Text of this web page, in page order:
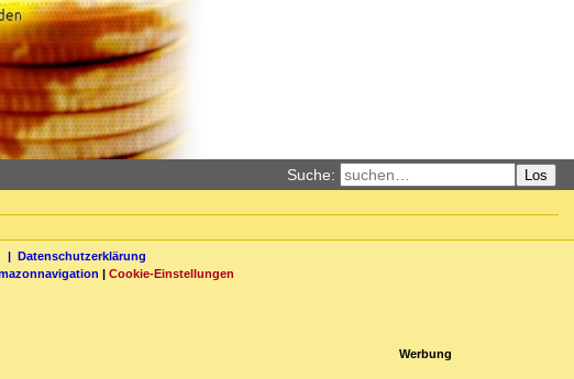
Suche: Los
| Datenschutzerklärung
| Cookie-Einstellungen
Werbung